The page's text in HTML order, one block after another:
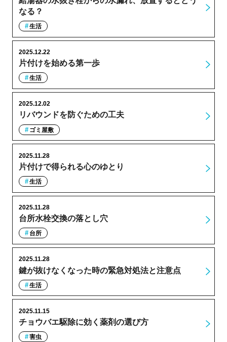
なる？
生活
片付けを始める第一歩
2025.12.22
生活
リバウンドを防ぐための工夫
2025.12.02
ゴミ屋敷
片付けで得られる心のゆとり
2025.11.28
生活
台所水栓交換の落とし穴
2025.11.28
台所
鍵が抜けなくなった時の緊急対処法と注意点
2025.11.28
生活
チョウバエ駆除に効く薬剤の選び方
2025.11.15
害虫